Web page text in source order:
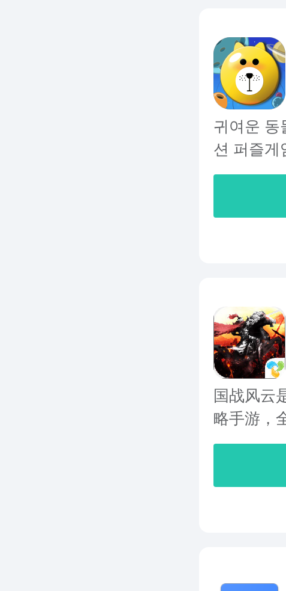
귀여운 동
션 퍼즐게
国战风云
略手游，